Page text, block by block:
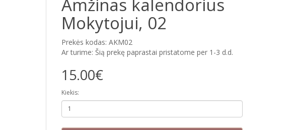
Amžinas kalendorius
Mokytojui, 02
Prekės kodas: AKM02
Ar turime: Šią prekę paprastai pristatome per 1-3 d.d.
15.00€
Kiekis: